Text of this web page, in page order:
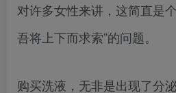
对许多女性来讲，这简直是
吾将上下而求索”的问题。
购买洗液，无非是出现了分